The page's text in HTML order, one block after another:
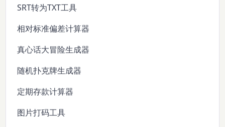
SRT转为TXT工具
相对标准偏差计算器
真心话大冒险生成器
随机扑克牌生成器
定期存款计算器
图片打码工具